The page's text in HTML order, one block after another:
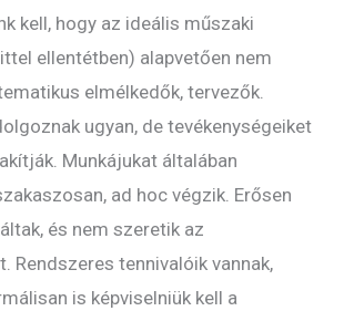
kell, hogy az ideális műszaki
ellentétben) alapvetően nem
elmélkedők, tervezők.
ugyan, de tevékenységeiket
Munkájukat általában
ad hoc végzik. Erősen
és nem szeretik az
Rendszeres tennivalóik vannak,
is képviselniük kell a